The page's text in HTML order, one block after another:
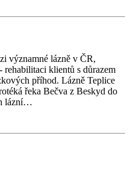
významné lázně v ČR,
rehabilitaci klientů s důrazem
příhod. Lázně Teplice
řeka Bečva z Beskyd do
lázní…